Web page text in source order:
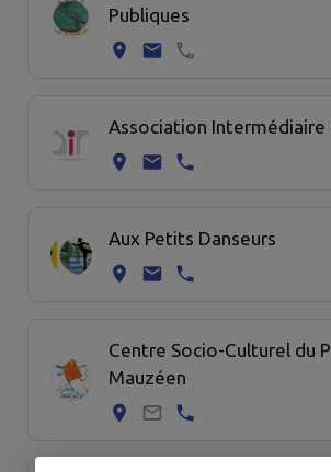
Publiques
Association Intermédiaire
Aux Petits Danseurs
Centre Socio-Culturel du
Mauzéen